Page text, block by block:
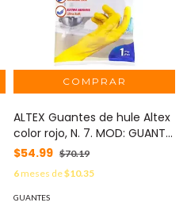
ALTEX Guantes de hule Altex
color rojo, N. 7. MOD: GUANTE
ALTEX 7
$54.99 $70.19
6meses de$10.35
GUANTES